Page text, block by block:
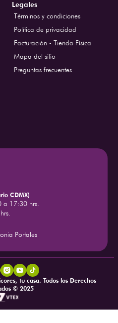
Legales
Términos y condiciones
Política de privacidad
Facturación - Tienda Física
Mapa del sitio
Preguntas frecuentes
CDMX)
a 17:30 hrs.
Portales
tu casa. Todos los Derechos
© 2025